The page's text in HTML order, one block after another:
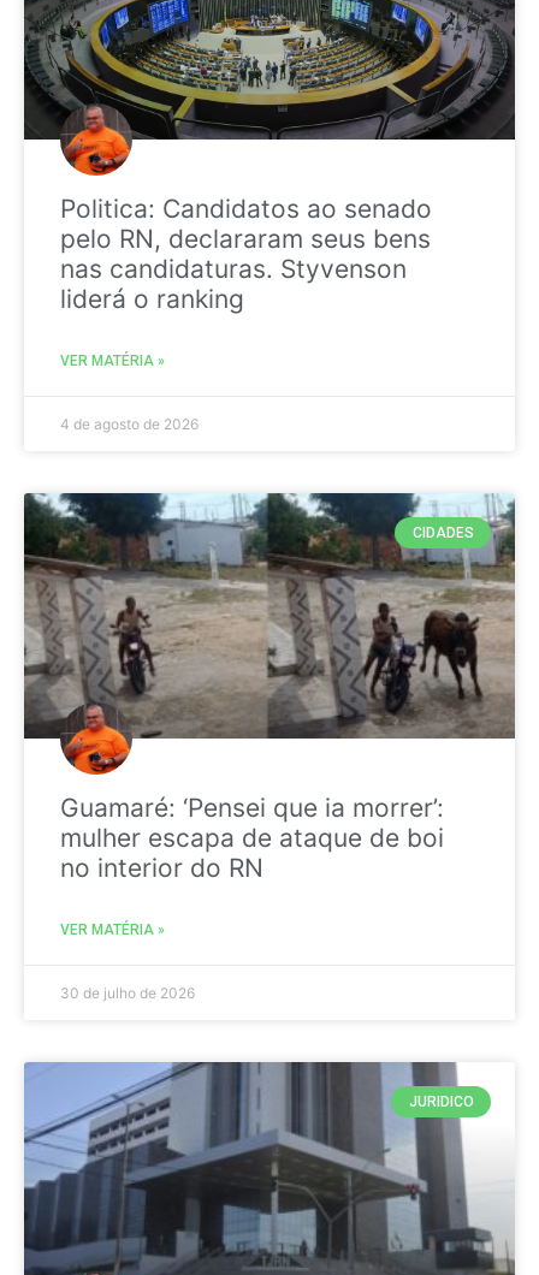
Politica: Candidatos ao senado
pelo RN, declararam seus bens
nas candidaturas. Styvenson
liderá o ranking
VER MATÉRIA »
4 de agosto de 2026
CIDADES
Guamaré: ‘Pensei que ia morrer’:
mulher escapa de ataque de boi
no interior do RN
VER MATÉRIA »
30 de julho de 2026
JURIDICO